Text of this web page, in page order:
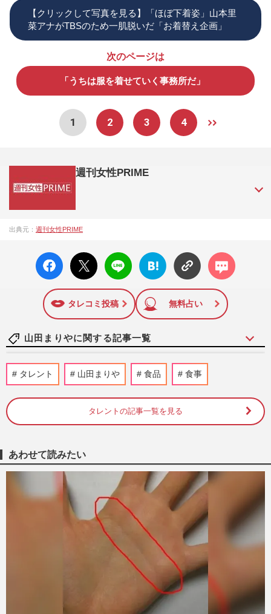
【クリックして写真を見る】「ほぼ下着姿」山本里
菜アナがTBSのため一肌脱いだ「お着替え企画」
次のページは
「うちは服を着せていく事務所だ」
1 2 3 4
週刊女性PRIME
成27年）1月に開設された主婦と生活社が運営する日本のニュ
陣の執筆記事を配信するほか、女性週刊誌『週刊女性』の誌
面に掲載された記事から、インターネット利用者層にとって
特に関心の高い題材の記事を、WEB向けにリライトして配信
しています！
出典元： 週刊女性PRIME
facebo
ok い
X ポス
ト
LINE
はてな
ブック
に追加
コメン
ト
タレコミ投稿 無料占い
山田まりやに関する記事一覧
山田まりや「たくさんの人に見守られなが
ら産みたい」理想的だった自身の出産秘話
2023/8/17
た」ヘリ移動のハードスケジュールの
日々、超売れっ子時代に襲われた…
週刊女性PRIME
タレント 山田まりや 食品 食事
タレントの記事一覧を見る
あわせて読みたい